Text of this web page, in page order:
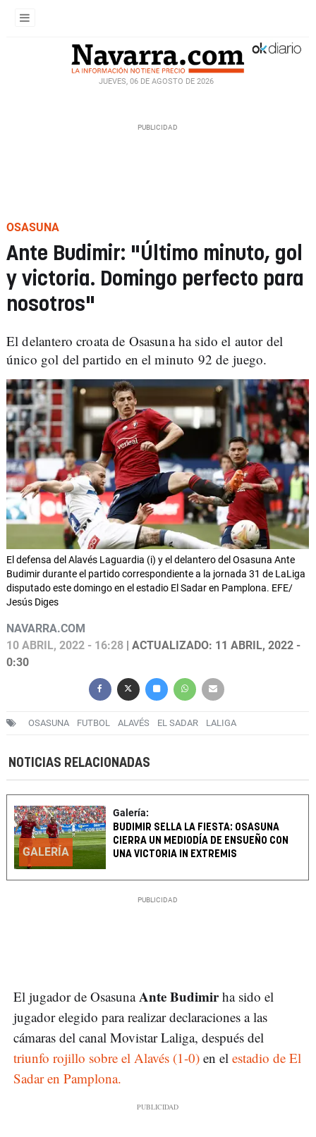
JUEVES, 06 DE AGOSTO DE 2026
OSASUNA
Ante Budimir: "Último minuto, gol
y victoria. Domingo perfecto para
nosotros"
El delantero croata de Osasuna ha sido el autor del
único gol del partido en el minuto 92 de juego.
El defensa del Alavés Laguardia (i) y el delantero del Osasuna Ante
Budimir durante el partido correspondiente a la jornada 31 de LaLiga
disputado este domingo en el estadio El Sadar en Pamplona. EFE/
Jesús Diges
NAVARRA.COM
10 ABRIL, 2022 - 16:28 | ACTUALIZADO: 11 ABRIL, 2022 -
0:30
OSASUNA FUTBOL ALAVÉS EL SADAR LALIGA
NOTICIAS RELACIONADAS
GALERÍA
Galería:
BUDIMIR SELLA LA FIESTA: OSASUNA
CIERRA UN MEDIODÍA DE ENSUEÑO CON
UNA VICTORIA IN EXTREMIS
El jugador de OsasunaAnte Budimirha sido el
jugador elegido para realizar declaraciones a las
cámaras del canal Movistar Laliga, después del
triunfo rojillo sobre el Alavés (1-0) en el estadio de El
Sadar en Pamplona.